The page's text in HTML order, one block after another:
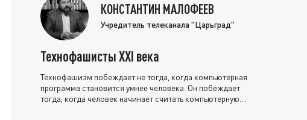
КОНСТАНТИН МАЛОФЕЕВ
Учредитель телеканала "Царьград"
Технофашисты XXI века
Технофашизм побеждает не тогда, когда компьютерная
программа становится умнее человека. Он побеждает
тогда, когда человек начинает считать компьютерную